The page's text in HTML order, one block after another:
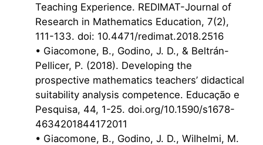
Teaching Experience. REDIMAT-Journal of
Research in Mathematics Education, 7(2),
111-133. doi: 10.4471/redimat.2018.2516
• Giacomone, B., Godino, J. D., & Beltrán-
Pellicer, P. (2018). Developing the
prospective mathematics teachers’ didactical
suitability analysis competence. Educação e
Pesquisa, 44, 1-25. doi.org/10.1590/s1678-
4634201844172011
• Giacomone, B., Godino, J. D., Wilhelmi, M.